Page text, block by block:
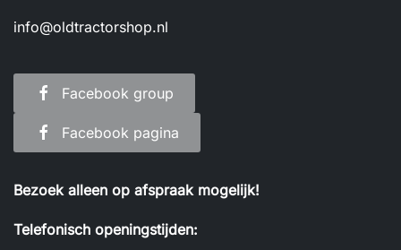
info@oldtractorshop.nl
Facebook group
Facebook pagina
Bezoek alleen op afspraak mogelijk!
Telefonisch openingstijden: